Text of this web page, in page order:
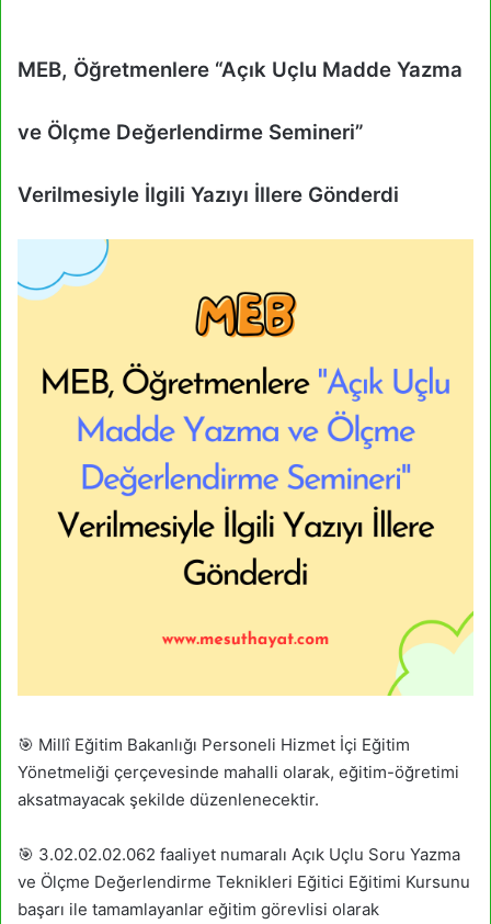
MEB, Öğretmenlere “Açık Uçlu Madde Yazma
ve Ölçme Değerlendirme Semineri”
Verilmesiyle İlgili Yazıyı İllere Gönderdi
🎯 Millî Eğitim Bakanlığı Personeli Hizmet İçi Eğitim
Yönetmeliği çerçevesinde mahalli olarak, eğitim-öğretimi
aksatmayacak şekilde düzenlenecektir.
🎯 3.02.02.02.062 faaliyet numaralı Açık Uçlu Soru Yazma
ve Ölçme Değerlendirme Teknikleri Eğitici Eğitimi Kursunu
başarı ile tamamlayanlar eğitim görevlisi olarak